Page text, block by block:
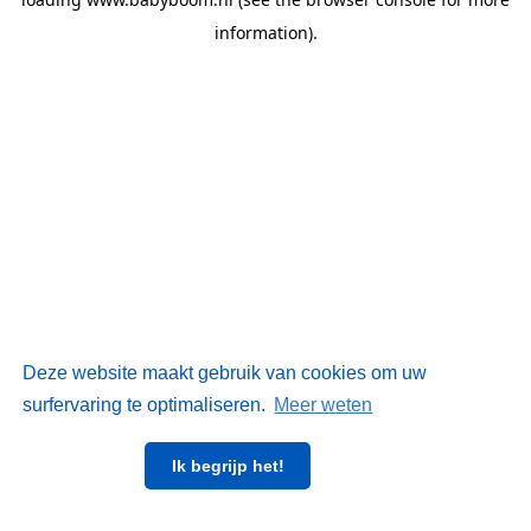
Deze website maakt gebruik van cookies om uw
surfervaring te optimaliseren. Meer weten
Ik begrijp het!
information).